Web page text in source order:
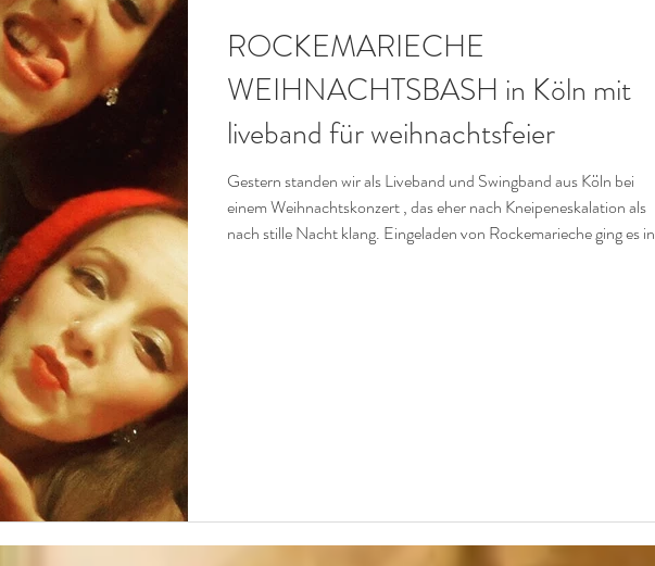
SWING MUSIK im Retro Pop Stil
INTELLIGENZ (KI)
ROCKEMARIECHE
WEIHNACHTSBASH in Köln mit
liveband für weihnachtsfeier
Gestern standen wir als Liveband und Swingband aus Köln bei
einem Weihnachtskonzert , das eher nach Kneipeneskalation als
nach stille Nacht klang. Eingeladen von Rockemarieche ging es in